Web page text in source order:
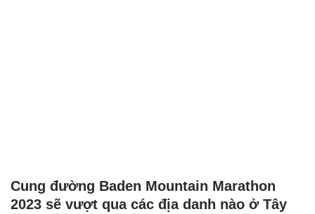
Cung đường Baden Mountain Marathon
2023 sẽ vượt qua các địa danh nào ở Tây